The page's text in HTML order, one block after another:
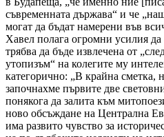
съвременната държава“ и че
могат да бъдат намерени във
Хавел полага огромни усилия да
трябва да бъде извлечена от
утопизъм“ на колегите му
категорично: „В крайна сметка,
започнахме първите две
понякога да залита към
ново обсъждане на Централна
има развито чувство за